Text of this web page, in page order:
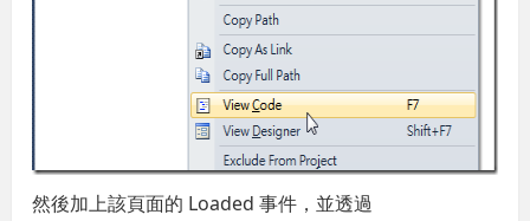
然後加上該頁面的 Loaded 事件，並透過